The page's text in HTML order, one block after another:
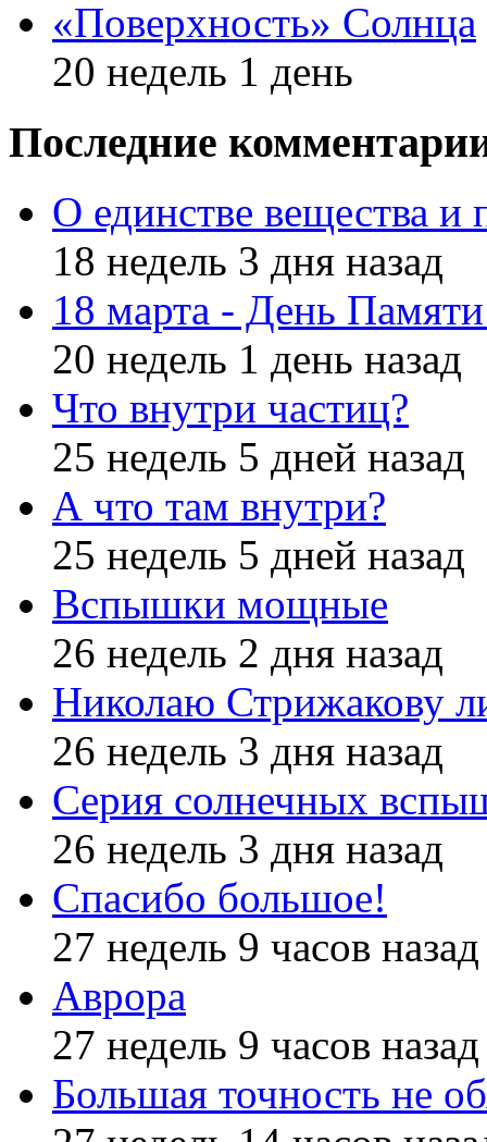
«Поверхность» Солнца
20 недель 1 день
Последние
О единстве вещества и
18 недель 3 дня назад
18 марта - День
20 недель 1 день назад
Что внутри частиц?
25 недель 5 дней назад
А что там внутри?
25 недель 5 дней назад
Вспышки мощные
26 недель 2 дня назад
Николаю Стрижакову
26 недель 3 дня назад
Серия солнечных
26 недель 3 дня назад
Спасибо большое!
27 недель 9 часов назад
Аврора
27 недель 9 часов назад
Большая точность не